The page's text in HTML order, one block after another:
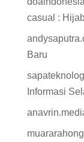
casual :
Baru
Informasi